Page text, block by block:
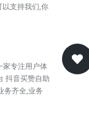
支持我们,你
家专注用户体
抖音买赞自助
务齐全,业务